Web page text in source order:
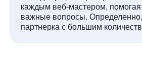
каждым веб-мастером, помогая
важные вопросы.
партнерка с большим